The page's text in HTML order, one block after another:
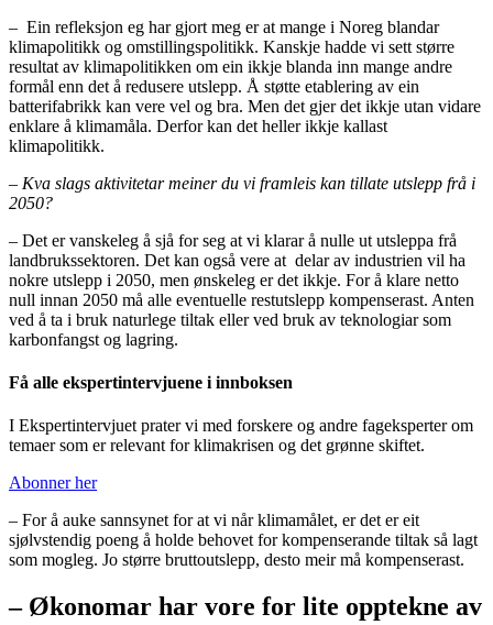
– Ein refleksjon eg har gjort meg er at mange i Noreg blandar
klimapolitikk og omstillingspolitikk. Kanskje hadde vi sett større
resultat av klimapolitikken om ein ikkje blanda inn mange andre
formål enn det å redusere utslepp. Å støtte etablering av ein
batterifabrikk kan vere vel og bra. Men det gjer det ikkje utan vidare
enklare å klimamåla. Derfor kan det heller ikkje kallast
klimapolitikk.
– Kva slags aktivitetar meiner du vi framleis kan tillate utslepp frå i
2050?
– Det er vanskeleg å sjå for seg at vi klarar å nulle ut utsleppa frå
landbrukssektoren. Det kan også vere at delar av industrien vil ha
nokre utslepp i 2050, men ønskeleg er det ikkje. For å klare netto
null innan 2050 må alle eventuelle restutslepp kompenserast. Anten
ved å ta i bruk naturlege tiltak eller ved bruk av teknologiar som
karbonfangst og lagring.
Få alle ekspertintervjuene i innboksen
I Ekspertintervjuet prater vi med forskere og andre fageksperter om
temaer som er relevant for klimakrisen og det grønne skiftet.
Abonner her
– For å auke sannsynet for at vi når klimamålet, er det er eit
sjølvstendig poeng å holde behovet for kompenserande tiltak så lagt
som mogleg. Jo større bruttoutslepp, desto meir må kompenserast.
– Økonomar har vore for lite opptekne av